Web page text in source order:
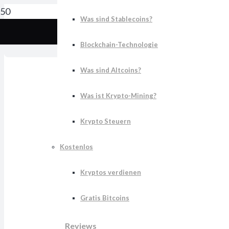
Was sind Stablecoins?
Blockchain-Technologie
Was sind Altcoins?
Was ist Krypto-Mining?
Krypto Steuern
Kostenlos
Kryptos verdienen
Gratis Bitcoins
Reviews